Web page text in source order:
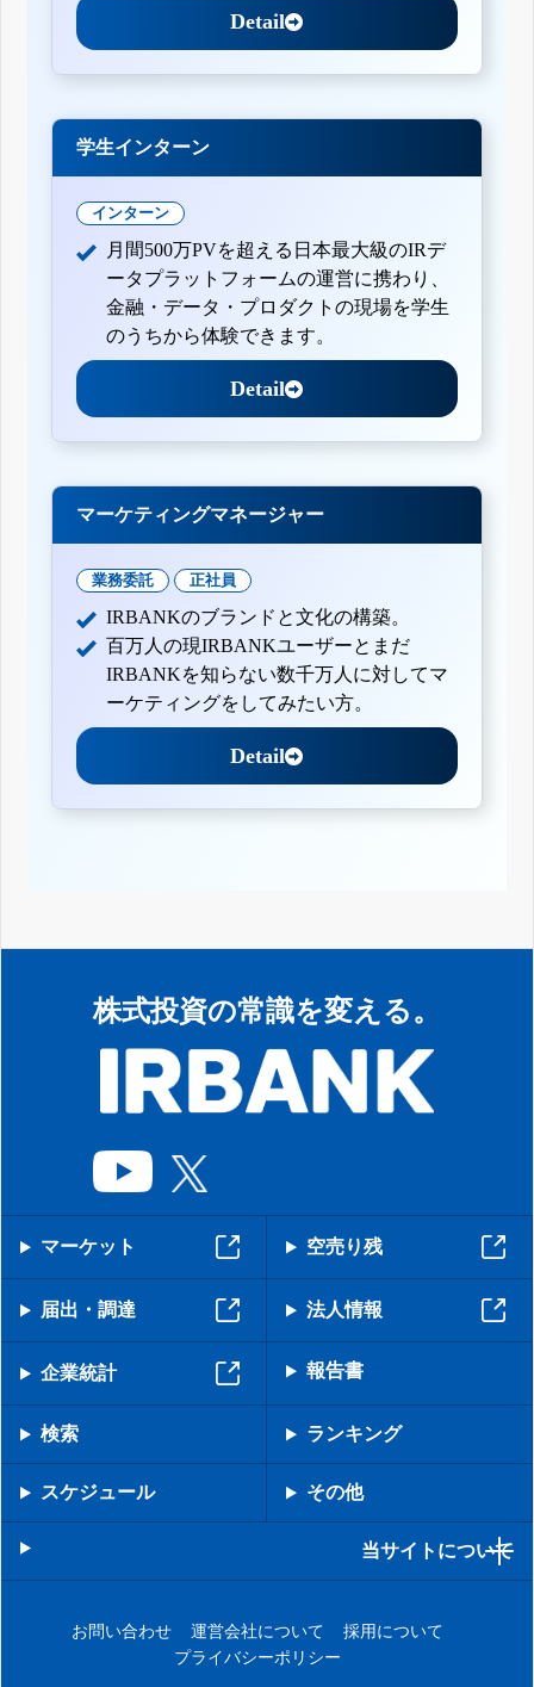
Detail
学生インターン
インターン
月間500万PVを超える日本最大級のIRデ
ータプラットフォームの運営に携わり、
金融・データ・プロダクトの現場を学生
のうちから体験できます。
Detail
マーケティングマネージャー
業務委託 正社員
IRBANKのブランドと文化の構築。
百万人の現IRBANKユーザーとまだ
IRBANKを知らない数千万人に対してマ
ーケティングをしてみたい方。
Detail
株式投資の常識を変える。
マーケット 空売り残
届出・調達 法人情報
企業統計 報告書
検索 ランキング
スケジュール その他
当サイトについて
お問い合わせ 運営会社について
採用について
プライバシーポリシー